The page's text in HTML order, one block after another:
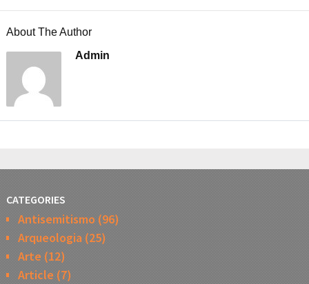
About The Author
Admin
CATEGORIES
Antisemitismo (96)
Arqueologia(25)
Arte (12)
Article (7)